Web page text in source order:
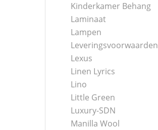
Kinderkamer Behang
Laminaat
Lampen
Leveringsvoorwaarden
Lexus
Linen Lyrics
Lino
Little Green
Luxury-SDN
Manilla Wool